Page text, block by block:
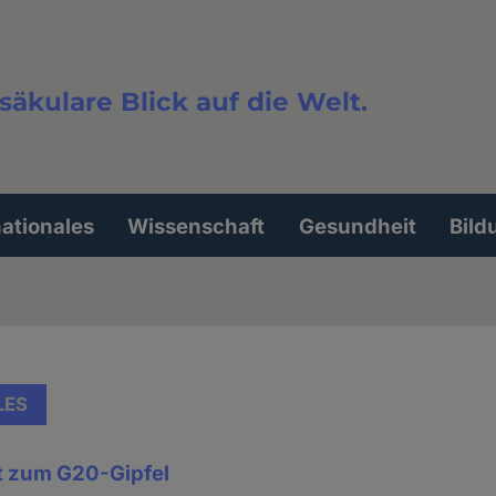
Blick auf die Welt.
Wissenschaft Gesundheit
zum G20-Gipfel